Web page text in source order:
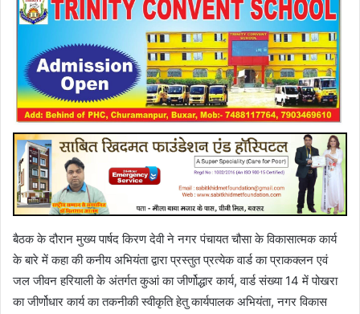
बैठक के दौरान मुख्य पार्षद किरण देवी ने नगर पंचायत चौसा के विकासात्मक कार्य
के बारे में कहा की कनीय अभियंता द्वारा प्रस्तुत प्रत्येक वार्ड का प्राकक्लन एवं
जल जीवन हरियाली के अंतर्गत कुआं का जीर्णोद्धार कार्य, वार्ड संख्या 14 में पोखरा
का जीर्णोधार कार्य का तकनीकी स्वीकृति हेतु कार्यपालक अभियंता, नगर विकास